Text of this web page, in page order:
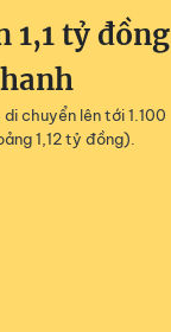
1,1 tỷ đồng
chuyển lên tới 1.100
1,12 tỷ đồng).